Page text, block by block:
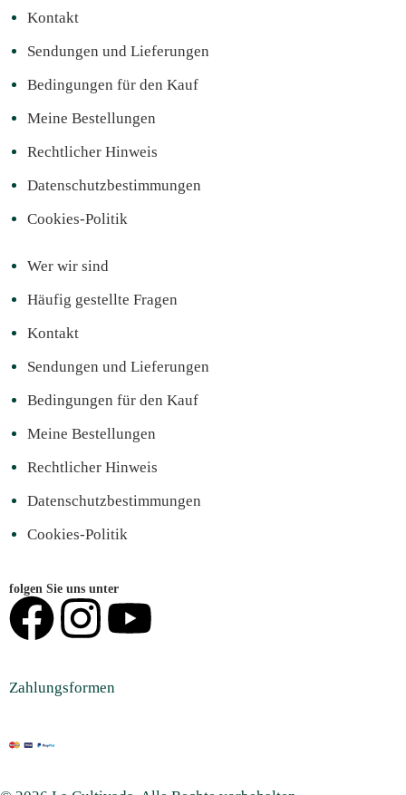
Kontakt
Sendungen und Lieferungen
Bedingungen für den Kauf
Meine Bestellungen
Rechtlicher Hinweis
Datenschutzbestimmungen
Cookies-Politik
Wer wir sind
Häufig gestellte Fragen
Kontakt
Sendungen und Lieferungen
Bedingungen für den Kauf
Meine Bestellungen
Rechtlicher Hinweis
Datenschutzbestimmungen
Cookies-Politik
folgen Sie uns unter
Zahlungsformen